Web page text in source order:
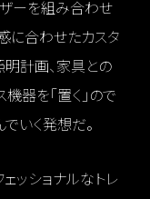
ザーを組み合わせ
に合わせたカスタ
明計画、家具との
器を「置く」ので
いく発想だ。
ッショナルなトレ